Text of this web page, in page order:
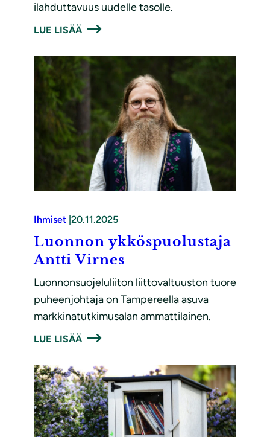
ilahduttavuus uudelle tasolle.
LUE LISÄÄ
Ihmiset 20.11.2025
Luonnon ykköspuolustaja
Antti Virnes
Luonnonsuojeluliiton liittovaltuuston tuore
puheenjohtaja on Tampereella asuva
markkinatutkimusalan ammattilainen.
LUE LISÄÄ